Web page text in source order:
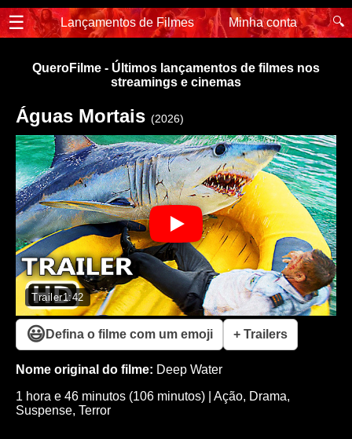
☰ Lançamentos de Filmes Minha conta 🔍
QueroFilme - Últimos lançamentos de filmes nos
streamings e cinemas
Águas Mortais (2026)
Trailer1:42
😃 Defina o filme com um emoji + Trailers
Nome original do filme: Deep Water
1 hora e 46 minutos (106 minutos)
Ação, Drama,
Suspense, Terror